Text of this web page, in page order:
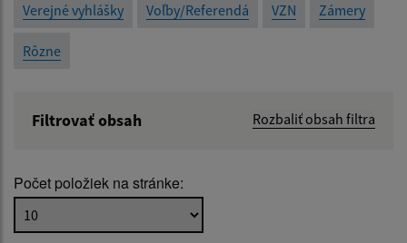
Verejné vyhlášky Voľby/Referendá VZN Zámery
Rôzne
Filtrovať obsah Rozbaliť obsah filtra
Popis:
Počet položiek na stránke: